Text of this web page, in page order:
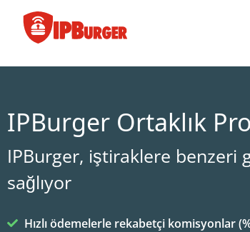
IPBurger Ortaklık
IPBurger, iştiraklere benzeri
sağlıyor
Hızlı ödemelerle rekabetçi komisyonlar